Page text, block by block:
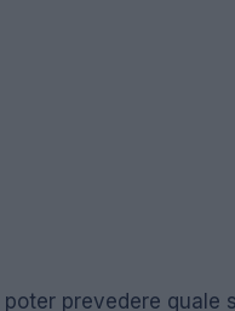
poter prevedere quale